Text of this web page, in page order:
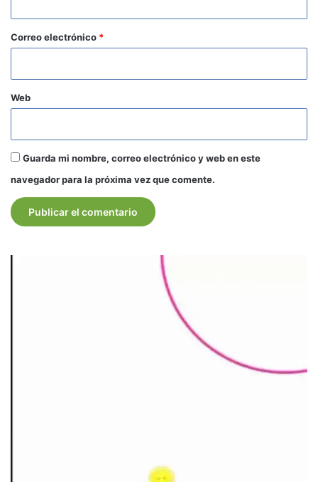
o
*
Correo electrónico *
Web
Guarda mi nombre, correo electrónico y web en este
navegador para la próxima vez que comente.